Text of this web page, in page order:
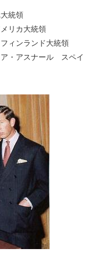
領
大統領
ンド大統領
ル スペイ